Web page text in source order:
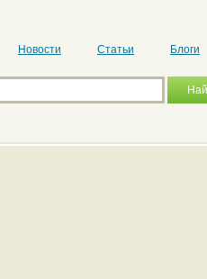
Новости Статьи Блоги